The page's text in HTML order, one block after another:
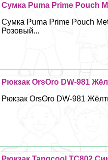
Сумка Puma Prime Pouch
Сумка Puma Prime Pouch
Розовый...
Рюкзак OrsOro DW-981
Рюкзак OrsOro DW-981